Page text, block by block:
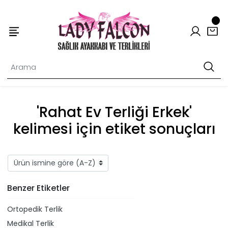
'Rahat Ev Terliği Erkek'
kelimesi için etiket sonuçları
Benzer Etiketler
Ortopedik Terlik
Medikal Terlik